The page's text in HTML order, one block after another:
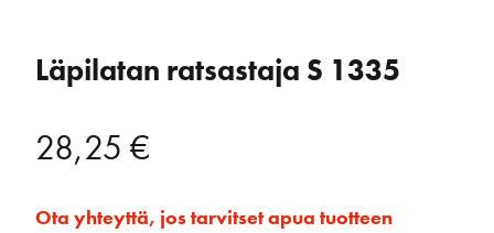
Läpilatan ratsastaja S 1335
28,25 €
Ota yhteyttä, jos tarvitset apua tuotteen